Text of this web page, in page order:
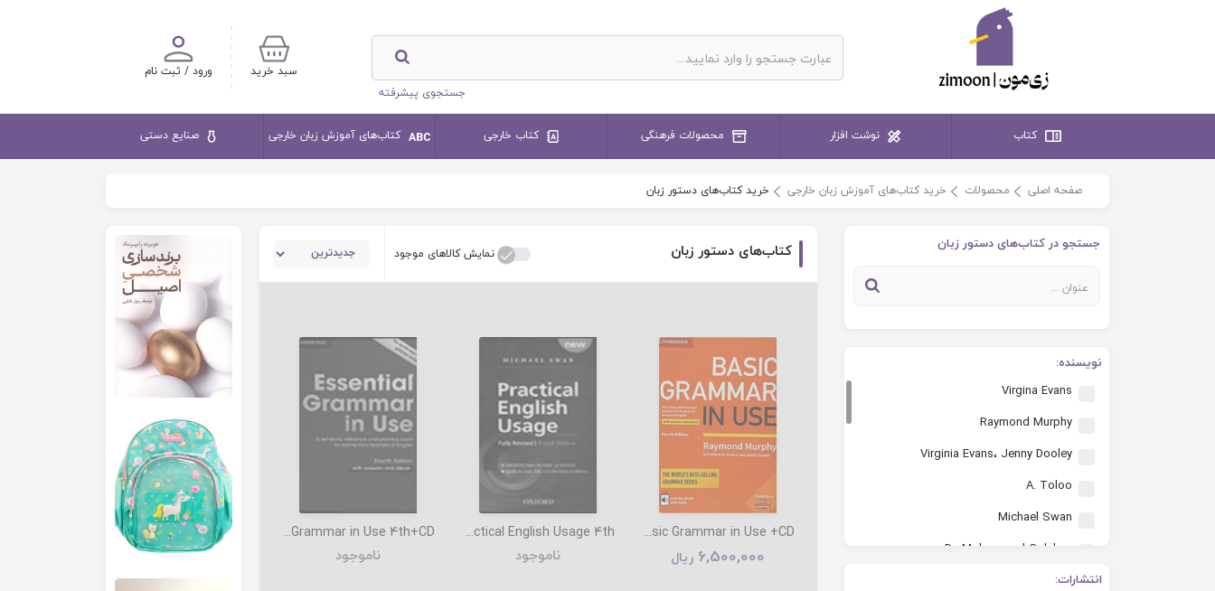
جستجوی پیشرفته
ورود / ثبت نام سبد خرید
کتاب نوشت افزار محصولات فرهنگی کتاب خارجی کتاب‌های آموزش زبان خارجی صنایع دستی
صفحه اصلی محصولات خرید کتاب‌های آموزش زبان خارجی خرید کتاب‌های دستور زبان
جستجو در کتاب‌های دستور زبان
نویسنده:
Virgina Evans
Raymond Murphy
Virginia Evans، Jenny Dooley
A. Toloo
Michael Swan
Dr. Mohammad Golshan
L. G. Alexanderانتشارات:
کتاب‌های دستور زبان نمایش کالاهای موجود
Basic Grammar in Use +CD
6,500,000 ریال
Practical English Usage 4th
ناموجود
Essential Grammar in Use 4th+CD
ناموجود